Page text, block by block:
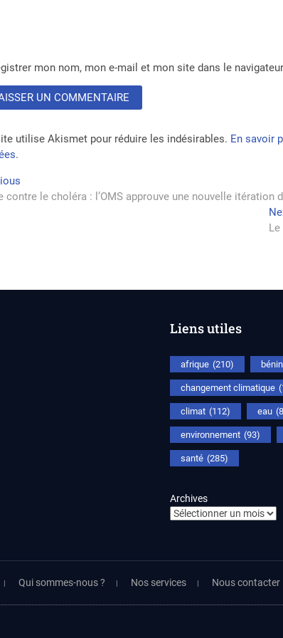
mon nom, mon e-mail et mon site dans le
utilise Akismet pour réduire les indésirables. En savoir
.
post:
contre le choléra : l’OMS approuve une nouvelle itération
Liens utiles
afrique (210) bénin
changement climatique
climat (112) eau
environnement (93)
santé (285)
Archives
Qui sommes-nous ? Nos services Nous contacter